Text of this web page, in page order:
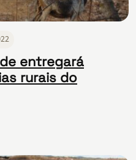
entregará
rurais do